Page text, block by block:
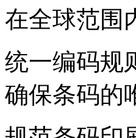
在全球范围
统一编码规
确保条码的